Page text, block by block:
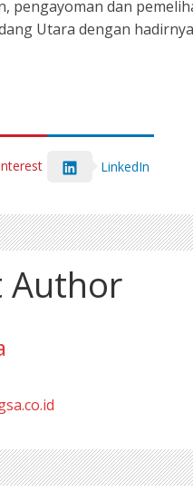
dan
Utara dengan
LinkedIn
Author